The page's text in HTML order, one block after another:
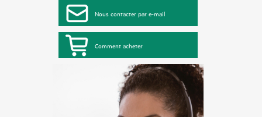
Nous contacter par e-mail
Comment acheter